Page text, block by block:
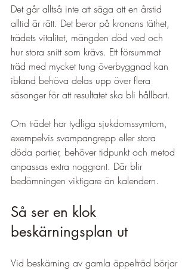
Det går alltså inte att säga att en årstid
alltid är rätt. Det beror på kronans täthet,
trädets vitalitet, mängden död ved och
hur stora snitt som krävs. Ett försummat
träd med mycket tung överbyggnad kan
ibland behöva delas upp över flera
säsonger för att resultatet ska bli hållbart.
Om trädet har tydliga sjukdomssymtom,
exempelvis svampangrepp eller stora
döda partier, behöver tidpunkt och metod
anpassas extra noggrant. Där blir
bedömningen viktigare än kalendern.
Så ser en klok
beskärningsplan ut
Vid beskärning av gamla äppelträd börjar